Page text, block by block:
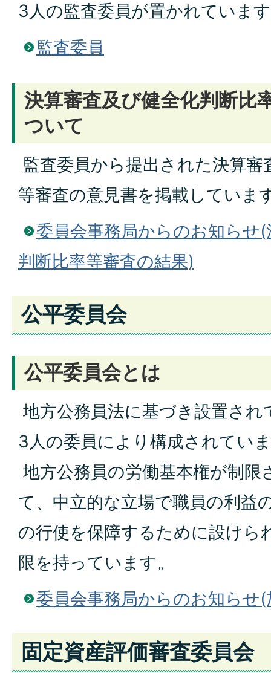
3人の監査委員が置かれていま
監査委員
決算審査及び健全化判断比
ついて
監査委員から提出された決算審
等審査の意見書を掲載していま
委員会事務局からのお知らせ
判断比率等審査の結果)
公平委員会
公平委員会とは
地方公務員法に基づき設置さ
3人の委員により構成されてい
地方公務員の労働基本権が制限
て、中立的な立場で職員の利益
の行使を保障するために設けら
限を持っています。
委員会事務局からのお知らせ
固定資産評価審査委員会